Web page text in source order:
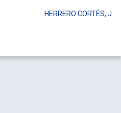
HERRERO CORTÉS, J.